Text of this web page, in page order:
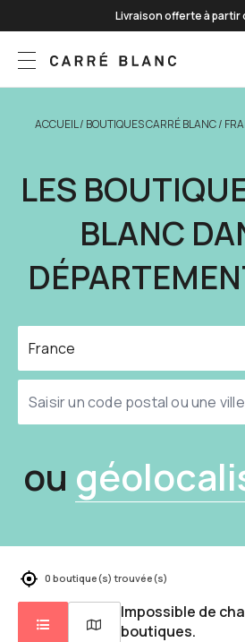
Livraison offerte à partir
ACCUEIL/ BOUTIQUES CARRÉ BLANC/
LES
BLANC
ou
0 boutique(s) trouvée(s)
Impossible de
boutiques.